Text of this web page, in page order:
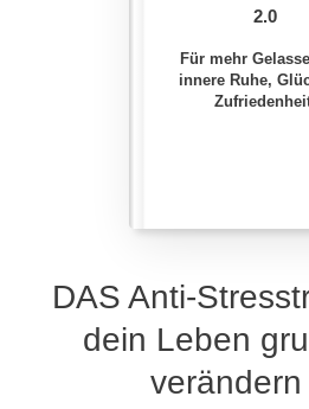
DAS Anti-
dein Leben
verändern
2.0
Für mehr
innere Ruhe,